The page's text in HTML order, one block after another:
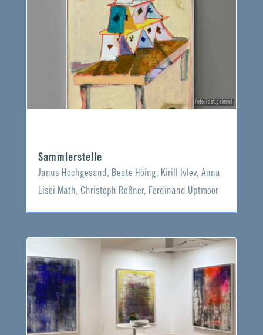
Foto: [dst.galerie]
Sammlerstelle
Janus Hochgesand, Beate Höing, Kirill Ivlev, Anna
Lisei Math, Christoph Roßner, Ferdinand Uptmoor